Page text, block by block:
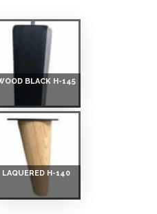
BLACK H-145
LAQUERED H-140